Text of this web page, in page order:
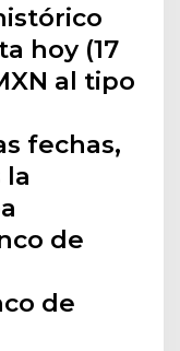
hoy (17
al tipo
fechas,
la
de
de